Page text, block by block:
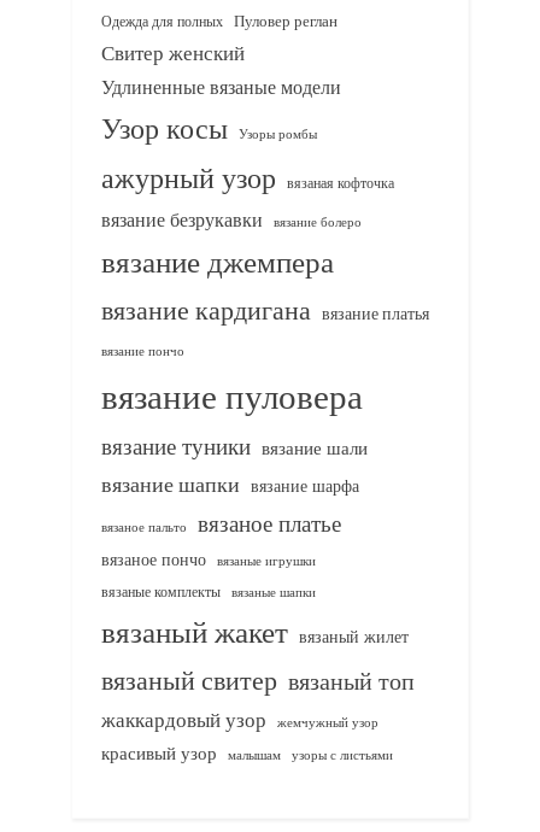
Одежда для полных Пуловер реглан
Свитер женский
Удлиненные вязаные модели
Узор косы Узоры ромбы
ажурный узор вязаная кофточка
вязание безрукавки вязание болеро
вязание джемпера
вязание кардигана вязание платья
вязание пончо
вязание пуловера
вязание туники вязание шали
вязание шапки вязание шарфа
вязаное пальто вязаное платье
вязаное пончо вязаные игрушки
вязаные комплекты
вязаные шапки
вязаный жакет вязаный жилет
вязаный свитер вязаный топ
жаккардовый узор жемчужный узор
красивый узор малышам узоры с листьями